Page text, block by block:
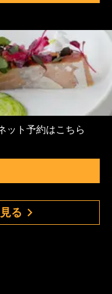
ト予約はこちら
る